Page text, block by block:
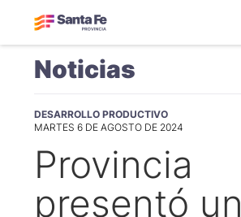
Noticias
DESARROLLO PRODUCTIVO
MARTES 6 DE AGOSTO DE 2024
Provincia
presentó un